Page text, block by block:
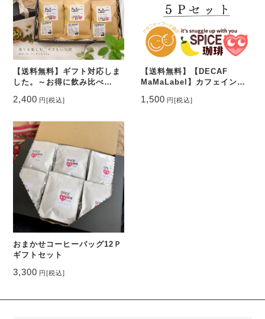
【送料無料】ギフト対応しま
した。～お得に飲み比べ
トセット】～
2,400 円[税込]
【送料無料】【DECAF
MaMaLabel】カフェインレ
1,500 円[税込]
おまかせコーヒーバッグ12Ｐ
ギフトセット
3,300 円[税込]